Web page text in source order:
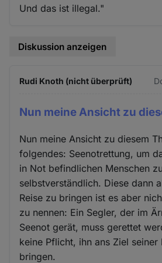
Und das ist illegal."
Diskussion anzeigen
Rudi Knoth (nicht überprüft)
Nun meine Ansicht zu
Nun meine Ansicht zu diesem
folgendes: Seenotrettung, um
in Not befindlichen Menschen
selbstverständlich. Diese dann
Reise zu bringen ist es aber
zu nennen: Ein Segler, der im
Seenot gerät, muss gerettet
keine Pflicht, ihn ans Ziel seiner
bringen.